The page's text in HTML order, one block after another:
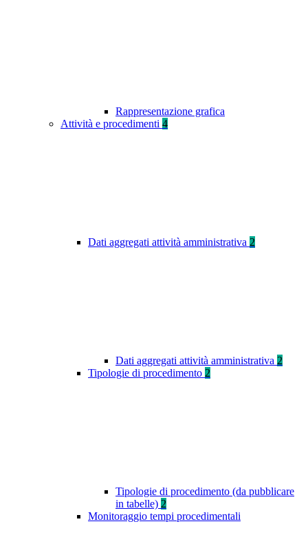
Rappresentazione grafica
Attività e procedimenti 4
Dati aggregati attività amministrativa 2
Dati aggregati attività amministrativa 2
Tipologie di procedimento 2
Tipologie di procedimento (da pubblicare
in tabelle) 2
Monitoraggio tempi procedimentali